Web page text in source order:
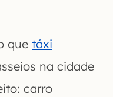
que táxi
na cidade
carro